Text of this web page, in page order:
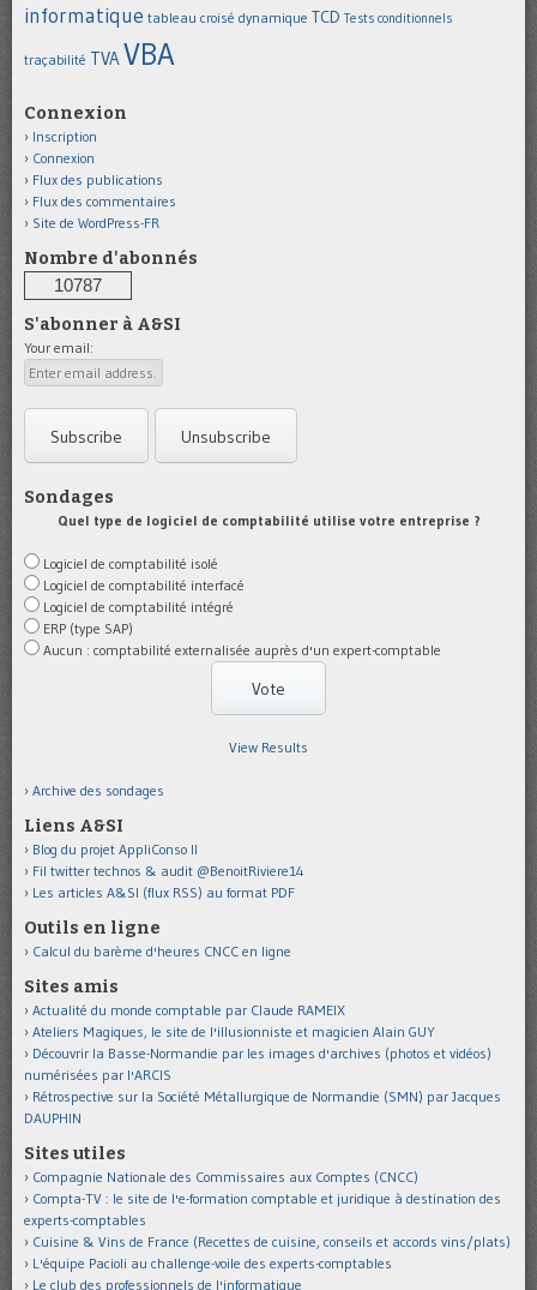
informatique tableau croisé dynamique TCD Tests conditionnels
traçabilité TVAVBA
Connexion
Inscription
Connexion
Flux des publications
Flux des commentaires
Site de WordPress-FR
Nombre d'abonnés
10787
S'abonner à A&SI
Your email:
Sondages
Quel type de logiciel de comptabilité utilise votre entreprise ?
Logiciel de comptabilité isolé
Logiciel de comptabilité interfacé
Logiciel de comptabilité intégré
ERP (type SAP)
Aucun : comptabilité externalisée auprès d'un expert-comptable
View Results
Archive des sondages
Liens A&SI
Blog du projet AppliConso II
Fil twitter technos & audit @BenoitRiviere14
Les articles A&SI (flux RSS) au format PDF
Outils en ligne
Calcul du barème d'heures CNCC en ligne
Sites amis
Actualité du monde comptable par Claude RAMEIX
Ateliers Magiques, le site de l'illusionniste et magicien Alain GUY
Découvrir la Basse-Normandie par les images d'archives (photos et vidéos)
numérisées par l'ARCIS
Rétrospective sur la Société Métallurgique de Normandie (SMN) par Jacques
DAUPHIN
Sites utiles
Compagnie Nationale des Commissaires aux Comptes (CNCC)
Compta-TV : le site de l'e-formation comptable et juridique à destination des
experts-comptables
Cuisine & Vins de France (Recettes de cuisine, conseils et accords vins/plats)
L'équipe Pacioli au challenge-voile des experts-comptables
Le club des professionnels de l'informatique